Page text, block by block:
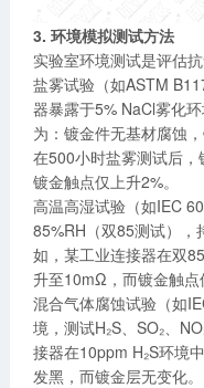
3. 环境模拟测试方法
实验室环境测试是评估
盐雾试验（如ASTM
器暴露于5% NaCl雾化
为：镀金件无基材腐蚀
在500小时盐雾测试后
镀金触点仅上升2%。
高温高湿试验（如IEC
85%RH（双85测试），
如，某工业连接器在双
升至10mΩ，而镀金触点
混合气体腐蚀试验（如
境，测试H₂S、SO₂、
接器在10ppm H₂S环境
发黑，而镀金层无变化。